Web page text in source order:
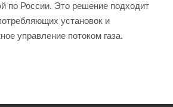
по России. Это решение подходит
установок и
управление потоком газа.